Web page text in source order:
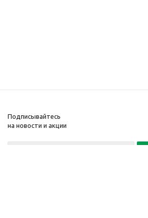
Подписывайтесь
на новости и акции